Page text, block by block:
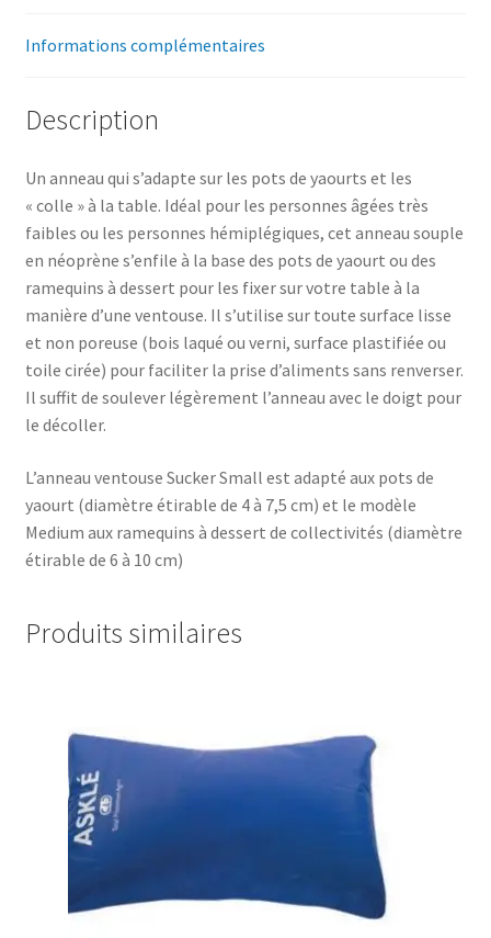
Informations complémentaires
Description
Un anneau qui s’adapte sur les pots de yaourts et les
« colle » à la table. Idéal pour les personnes âgées très
faibles ou les personnes hémiplégiques, cet anneau souple
en néoprène s’enfile à la base des pots de yaourt ou des
ramequins à dessert pour les fixer sur votre table à la
manière d’une ventouse. Il s’utilise sur toute surface lisse
et non poreuse (bois laqué ou verni, surface plastifiée ou
toile cirée) pour faciliter la prise d’aliments sans renverser.
Il suffit de soulever légèrement l’anneau avec le doigt pour
le décoller.
L’anneau ventouse Sucker Small est adapté aux pots de
yaourt (diamètre étirable de 4 à 7,5 cm) et le modèle
Medium aux ramequins à dessert de collectivités (diamètre
étirable de 6 à 10 cm)
Produits similaires